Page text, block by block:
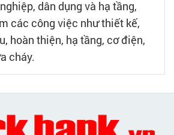
dân dụng và hạ tầng,
các công việc như thiết kế,
hoàn thiện, hạ tầng, cơ điện,
cháy.